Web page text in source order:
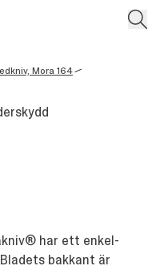
Mora 164/
har ett enkel-
bakkant är